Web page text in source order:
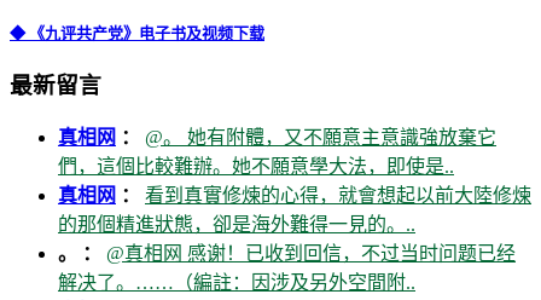
◆ 《九评共产党》电子书及视频下载
最新留言
真相网 ： @。 她有附體，又不願意主意識強放棄它
們，這個比較難辦。她不願意學大法，即使是..
真相网 ： 看到真實修煉的心得，就會想起以前大陸修煉
的那個精進狀態，卻是海外難得一見的。..
。 ： @真相网 感谢！已收到回信，不过当时问题已经
解决了。……（編註：因涉及另外空間附..